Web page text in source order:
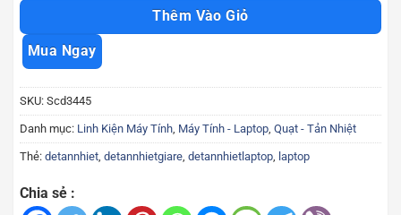
Thêm Vào Giỏ
Mua Ngay
SKU: Scd3445
Danh mục: Linh Kiện Máy Tính, Máy Tính - Laptop, Quạt - Tản Nhiệt
Thẻ: detannhiet, detannhietgiare, detannhietlaptop, laptop
Chia sẻ :